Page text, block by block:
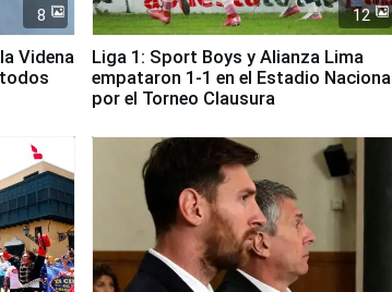
8
Videna
todos
12
Liga 1: Sport Boys y Alianza Lima
empataron 1-1 en el Estadio Nacional
por el Torneo Clausura